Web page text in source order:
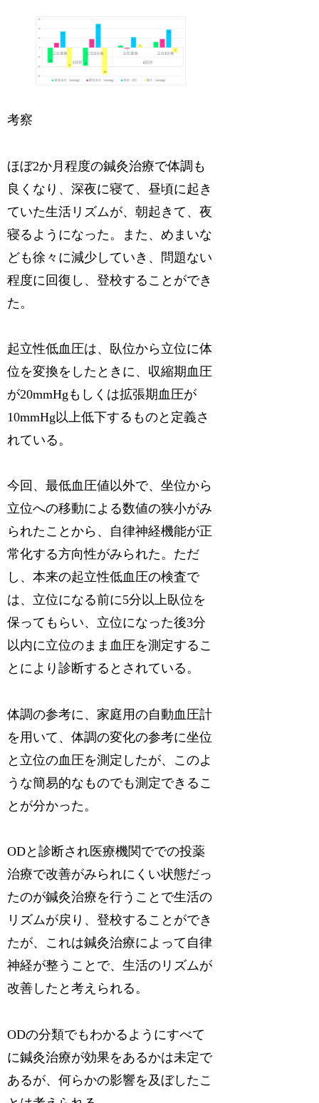
考察
ほぼ2か月程度の鍼灸治療で体調も
良くなり、深夜に寝て、昼頃に起き
ていた生活リズムが、朝起きて、夜
寝るようになった。また、めまいな
ども徐々に減少していき、問題ない
程度に回復し、登校することができ
た。
起立性低血圧は、臥位から立位に体
位を変換をしたときに、収縮期血圧
が20mmHgもしくは拡張期血圧が
10mmHg以上低下するものと定義さ
れている。
今回、最低血圧値以外で、坐位から
立位への移動による数値の狭小がみ
られたことから、自律神経機能が正
常化する方向性がみられた。ただ
し、本来の起立性低血圧の検査で
は、立位になる前に5分以上臥位を
保ってもらい、立位になった後3分
以内に立位のまま血圧を測定するこ
とにより診断するとされている。
体調の参考に、家庭用の自動血圧計
を用いて、体調の変化の参考に坐位
と立位の血圧を測定したが、このよ
うな簡易的なものでも測定できるこ
とが分かった。
ODと診断され医療機関ででの投薬
治療で改善がみられにくい状態だっ
たのが鍼灸治療を行うことで生活の
リズムが戻り、登校することができ
たが、これは鍼灸治療によって自律
神経が整うことで、生活のリズムが
改善したと考えられる。
ODの分類でもわかるようにすべて
に鍼灸治療が効果をあるかは未定で
あるが、何らかの影響を及ぼしたこ